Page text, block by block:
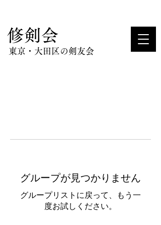
​修剣会
東京・大田区の剣友会
グループが見つかりません
グループリストに戻って、もう一
度お試しください。